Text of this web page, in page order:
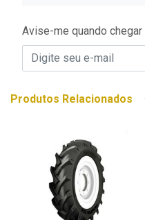
Avise-me quando chegar
Produtos Relacionados